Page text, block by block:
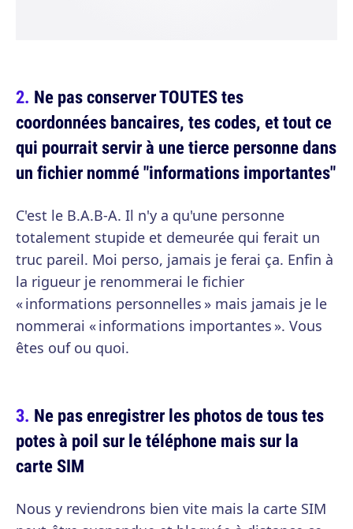
Ne pas conserver TOUTES tes
coordonnées bancaires, tes codes, et tout ce
qui pourrait servir à une tierce personne dans
un fichier nommé "informations importantes"
C'est le B.A.B-A. Il n'y a qu'une personne
totalement stupide et demeurée qui ferait un
truc pareil. Moi perso, jamais je ferai ça. Enfin à
la rigueur je renommerai le fichier
« informations personnelles » mais jamais je le
nommerai « informations importantes ». Vous
êtes ouf ou quoi.
Ne pas enregistrer les photos de tous tes
potes à poil sur le téléphone mais sur la
carte SIM
Nous y reviendrons bien vite mais la carte SIM